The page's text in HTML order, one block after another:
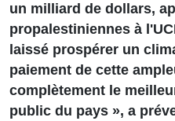
un milliard de dollars,
propalestiniennes à
laissé prospérer un
paiement de cette
complètement le
public du pays », a